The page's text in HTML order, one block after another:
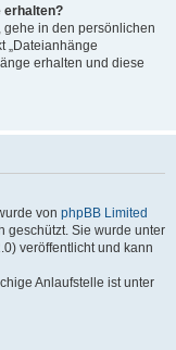
erhalten?
in den persönlichen
„Dateianhänge
erhalten und diese
von phpBB Limited
geschützt. Sie wurde unter
veröffentlicht und kann
Anlaufstelle ist unter